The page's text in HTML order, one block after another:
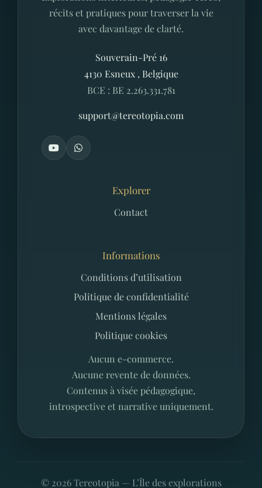
récits et pratiques pour traverser la vie
avec davantage de clarté.
Souverain-Pré 16
4130 Esneux , Belgique
BCE : BE 2.263.331.781
support@tereotopia.com
Explorer
Contact
Informations
Conditions d’utilisation
Politique de confidentialité
Mentions légales
Politique cookies
Aucun e-commerce.
Aucune revente de données.
Contenus à visée pédagogique,
introspective et narrative uniquement.
© 2026Tereotopia — L’Île des explorations